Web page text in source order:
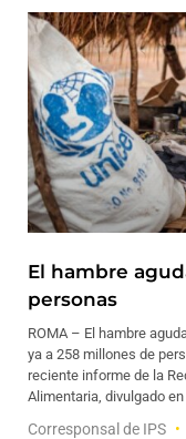
El hambre
personas
ROMA – El hambre
ya a 258 millones de
reciente informe de la
Alimentaria, divulgado
Corresponsal de IPS